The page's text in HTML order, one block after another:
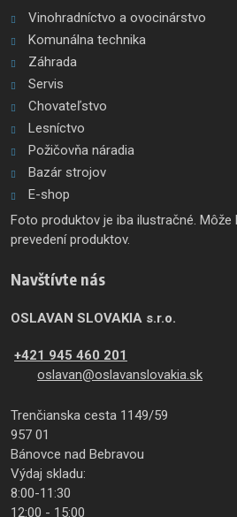
Vinohradníctvo a ovocinárstvo
Komunálna technika
Záhrada
Servis
Chovateľstvo
Lesníctvo
Požičovňa náradia
Bazár strojov
E-shop
Foto produktov je iba ilustračné.
prevedení produktov.
Navštívte nás
OSLAVAN SLOVAKIA s.r.o.
+421 945 460 201
oslavan@oslavanslovakia.sk
Trenčianska cesta 1149/59
957 01
Bánovce nad Bebravou
Výdaj skladu:
8:00-11:30
12:00 - 15:00